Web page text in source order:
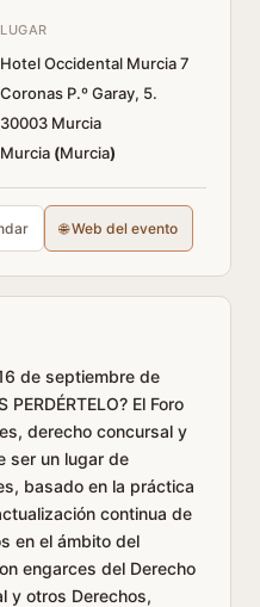
LUGAR
Hotel Occidental Murcia 7
Coronas P.º Garay, 5.
30003 Murcia
Murcia (Murcia)
🌐 Web del evento
de septiembre de
PERDÉRTELO? El Foro
derecho concursal y
ser un lugar de
basado en la práctica
continua de
en el ámbito del
engarces del Derecho
y otros Derechos,